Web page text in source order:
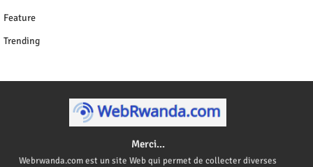
Feature
Trending
Merci...
Webrwanda.com est un site Web qui permet de collecter diverses